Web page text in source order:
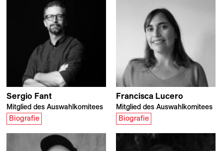
Sergio Fant
Mitglied des Auswahlkomitees
Biografie
Francisca Lucero
Mitglied des Auswahlkomitees
Biografie